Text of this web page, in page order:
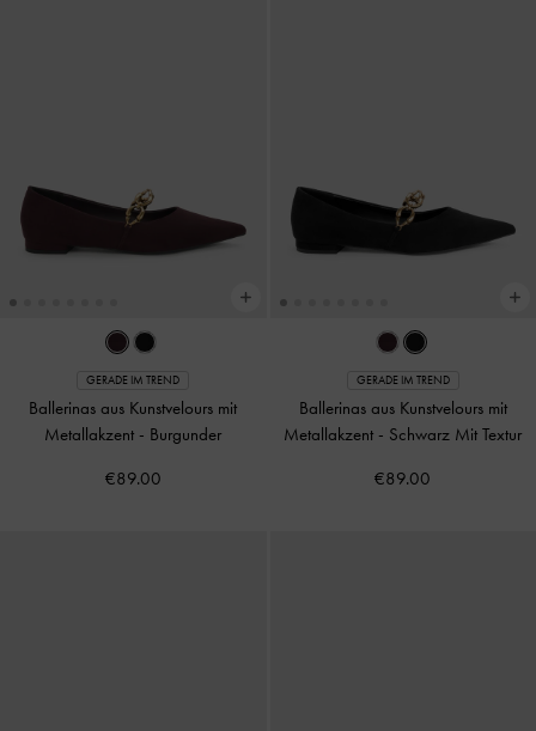
GERADE IM TREND
Ballerinas aus Kunstvelours mit
Metallakzent - Burgunder
€89.00
GERADE IM TREND
Ballerinas aus Kunstvelours mit
Metallakzent - Schwarz Mit Textur
€89.00